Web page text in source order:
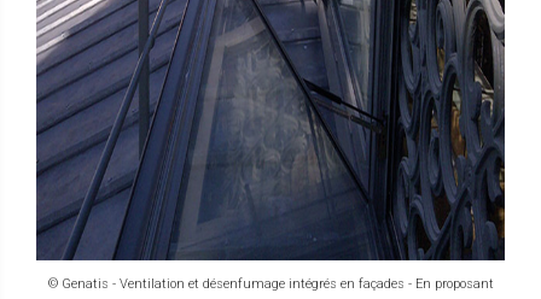
© Genatis - Ventilation et désenfumage intégrés en façades - En proposant